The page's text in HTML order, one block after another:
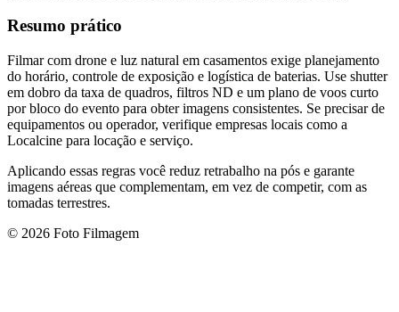
Resumo prático
Filmar com drone e luz natural em casamentos exige planejamento
do horário, controle de exposição e logística de baterias. Use shutter
em dobro da taxa de quadros, filtros ND e um plano de voos curto
por bloco do evento para obter imagens consistentes. Se precisar de
equipamentos ou operador, verifique empresas locais como a
Localcine para locação e serviço.
Aplicando essas regras você reduz retrabalho na pós e garante
imagens aéreas que complementam, em vez de competir, com as
tomadas terrestres.
© 2026 Foto Filmagem